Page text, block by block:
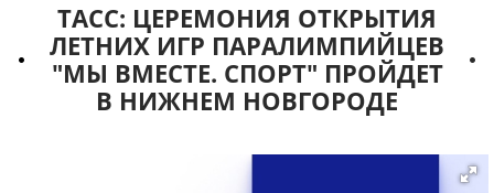
ТАСС: ЦЕРЕМОНИЯ ОТКРЫТИЯ
ЛЕТНИХ ИГР ПАРАЛИМПИЙЦЕВ
"МЫ ВМЕСТЕ. СПОРТ" ПРОЙДЕТ
В НИЖНЕМ НОВГОРОДЕ